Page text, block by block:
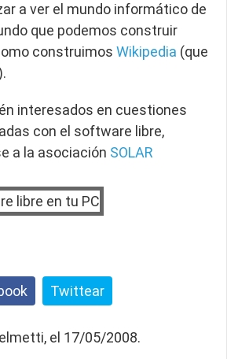
a ver el mundo informático de
que podemos construir
construimos Wikipedia (que
interesados en cuestiones
con el software libre,
a la asociación SOLAR
Twittear
el 17/05/2008.